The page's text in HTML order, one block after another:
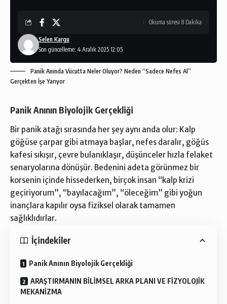
Son güncelleme: 4 Aralık 2025 12:05
Selen Kargu
Okuma süresi 8 Dakika
Panik Anında Vücutta Neler Oluyor? Neden “Sadece Nefes Al”
Gerçekten İşe Yarıyor
Panik Anının Biyolojik Gerçekliği
Bir panik atağı sırasında her şey aynı anda olur: Kalp
göğüse çarpar gibi atmaya başlar, nefes daralır, göğüs
kafesi sıkışır, çevre bulanıklaşır, düşünceler hızla felaket
senaryolarına dönüşür. Bedenini adeta görünmez bir
korsenin içinde hissederken, birçok insan “kalp krizi
geçiriyorum”, “bayılacağım”, “öleceğim” gibi yoğun
inançlara kapılır oysa fiziksel olarak tamamen
sağlıklıdırlar.
İçindekiler
Panik Anının Biyolojik Gerçekliği
ARAŞTIRMANIN BİLİMSEL ARKA PLANI VE FİZYOLOJİK
MEKANİZMA